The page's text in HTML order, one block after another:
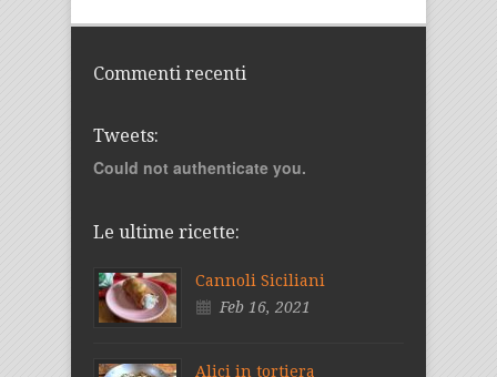
Commenti recenti
Tweets:
Could not authenticate you.
Le ultime ricette:
Cannoli Siciliani
Feb 16, 2021
Alici in tortiera